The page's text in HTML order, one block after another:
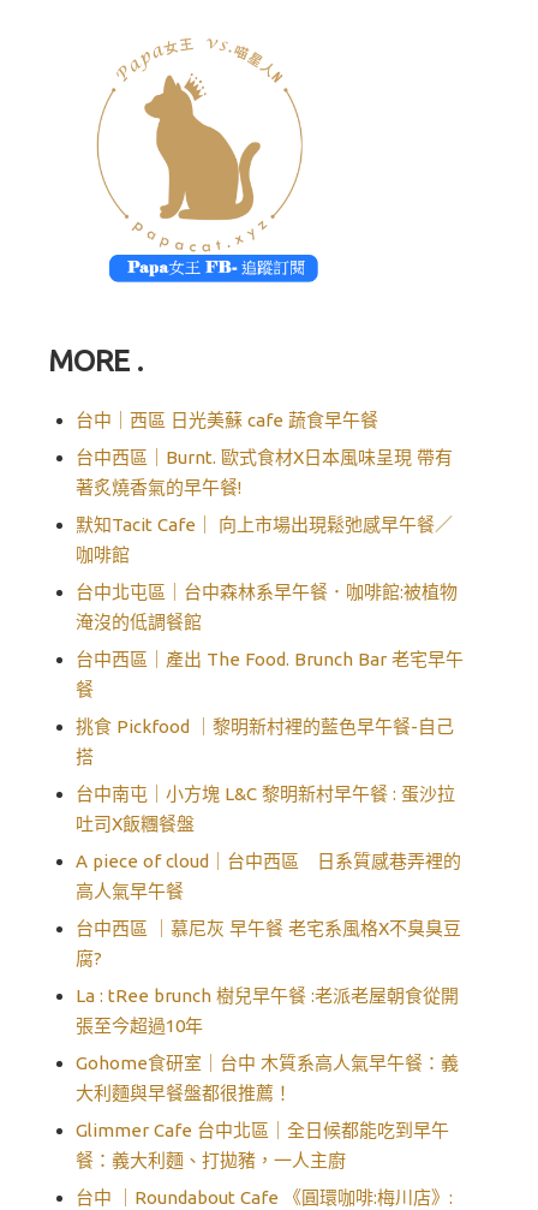
MORE .
台中｜西區 日光美蘇 cafe 蔬食早午餐
台中西區｜Burnt. 歐式食材X日本風味呈現 帶有
著炙燒香氣的早午餐!
默知Tacit Cafe｜ 向上市場出現鬆弛感早午餐／
咖啡館
台中北屯區｜台中森林系早午餐．咖啡館:被植物
淹沒的低調餐館
台中西區｜產出 The Food. Brunch Bar 老宅早午
餐
挑食 Pickfood ｜黎明新村裡的藍色早午餐-自己
搭
台中南屯｜小方塊 L&C 黎明新村早午餐 : 蛋沙拉
吐司X飯糰餐盤
A piece of cloud｜台中西區 日系質感巷弄裡的
高人氣早午餐
台中西區 ｜慕尼灰 早午餐 老宅系風格X不臭臭豆
腐?
La : tRee brunch 樹兒早午餐 :老派老屋朝食從開
張至今超過10年
Gohome食研室｜台中 木質系高人氣早午餐：義
大利麵與早餐盤都很推薦！
Glimmer Cafe 台中北區｜全日候都能吃到早午
餐：義大利麵、打拋豬，一人主廚
台中 ｜Roundabout Cafe 《圓環咖啡:梅川店》: